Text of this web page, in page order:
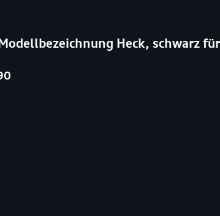
Heck, schwarz für